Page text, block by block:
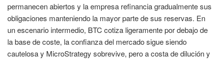
permanecen abiertos y la empresa refinancia gradualmente sus
obligaciones manteniendo la mayor parte de sus reservas. En
un escenario intermedio, BTC cotiza ligeramente por debajo de
la base de coste, la confianza del mercado sigue siendo
cautelosa y MicroStrategy sobrevive, pero a costa de dilución y